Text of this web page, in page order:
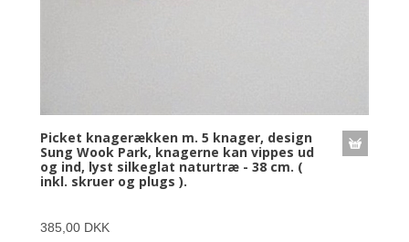
Picket knagerækken m. 5 knager, design
Sung Wook Park, knagerne kan vippes ud
og ind, lyst silkeglat naturtræ - 38 cm. (
inkl. skruer og plugs ).
385,00 DKK